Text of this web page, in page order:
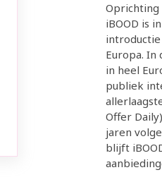
Oprichting
iBOOD is
introductie
Europa. In
in heel
publiek
Offer
jaren
blijft